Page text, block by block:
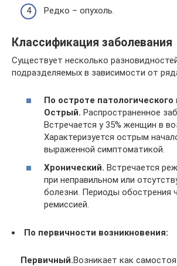
Редко – опухоль.
Классификация заболевания
Существует несколько
подразделяемых в зависимости от
По остроте патологического
Острый. Распространенное
Встречается у 35% женщин в
Характеризуется острым
выраженной симптоматикой.
Хронический. Встречается
при неправильном или
болезни. Периоды обострения
ремиссией.
По первичности возникновения:
Первичный.Возникает как